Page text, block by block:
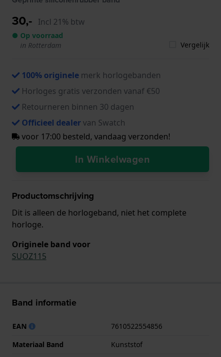
30,- Incl 21% btw
● Op voorraad
in Rotterdam
Vergelijk
100% originele merk horlogebanden
Horloges gratis verzonden vanaf €50
Retourneren binnen 30 dagen
Officieel dealervan Swatch
voor 17:00 besteld, vandaag verzonden!
In Winkelwagen
Productomschrijving
Dit is alleen de horlogeband, niet het complete
horloge.
Originele band voor
SUOZ115
Band informatie
EAN
7610522554856
Materiaal Band
Kunststof